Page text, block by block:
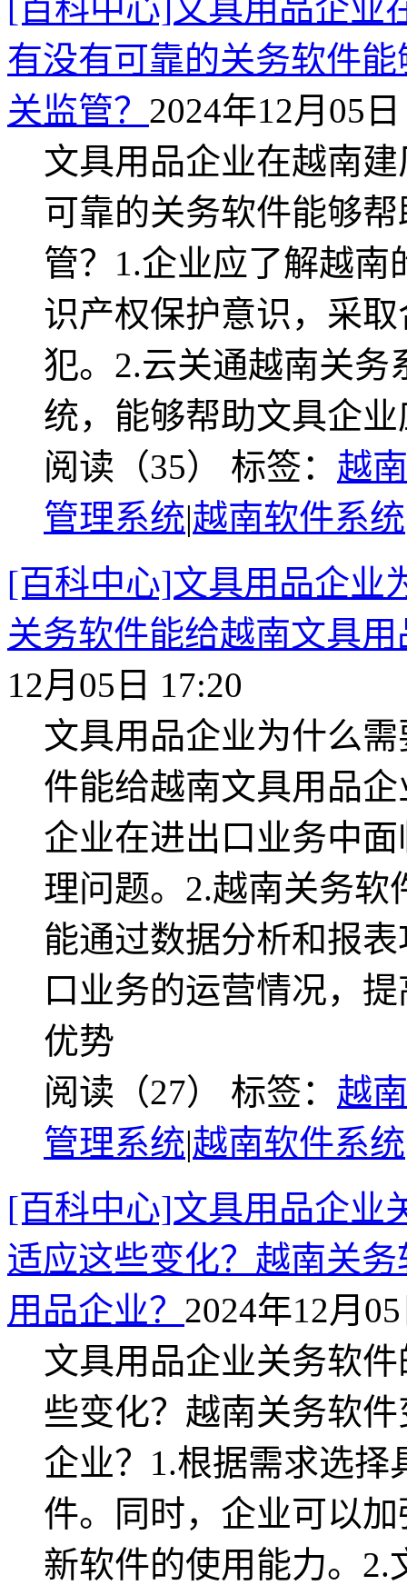
[百科中心]文具用品企
有没有可靠的关务软件
关监管？ 2024年12月05
文具用品企业在越南
可靠的关务软件能够
管？1.企业应了解越
识产权保护意识，采
犯。2.云关通越南关
统，能够帮助文具企
阅读（35） 标签： 越
管理系统|越南软件系统
[百科中心]文具用品企业
关务软件能给越南文具
12月05日 17:20
文具用品企业为什么
件能给越南文具用品
企业在进出口业务中
理问题。2.越南关务
能通过数据分析和报
口业务的运营情况，
优势
阅读（27） 标签： 越
管理系统|越南软件系统
[百科中心]文具用品企业
适应这些变化？越南关
用品企业？ 2024年12月
文具用品企业关务软
些变化？越南关务软
企业？1.根据需求选
件。同时，企业可以
新软件的使用能力。